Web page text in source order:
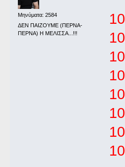
Μηνύματα: 2584
ΔΕΝ ΠΑΙΖΟΥΜΕ (ΠΕΡΝΑ-
ΠΕΡΝΑ) Η ΜΕΛΙΣΣΑ...!!!